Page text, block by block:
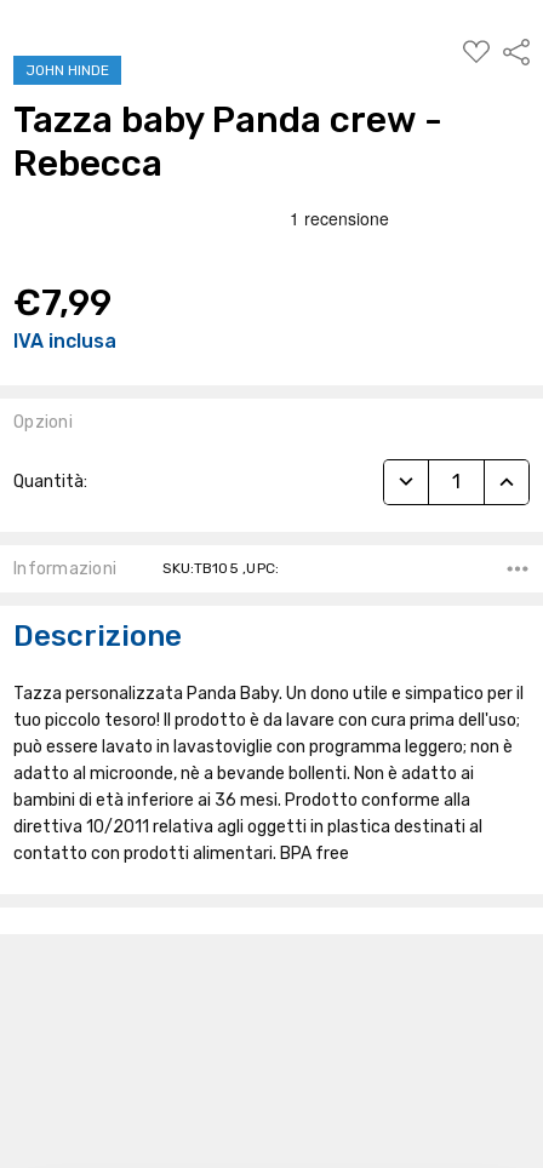
JOHN HINDE
ALLA
Tazza baby Panda crew -
Rebecca
€7,99
IVA inclusa
Opzioni
Attuale:
Quantità: RIDUCI
Informazioni SKU:TB105 ,UPC:
Descrizione
Tazza personalizzata Panda Baby. Un dono utile e simpatico per il
tuo piccolo tesoro! Il prodotto è da lavare con cura prima dell'uso;
può essere lavato in lavastoviglie con programma leggero; non è
adatto al microonde, nè a bevande bollenti. Non è adatto ai
bambini di età inferiore ai 36 mesi. Prodotto conforme alla
direttiva 10/2011 relativa agli oggetti in plastica destinati al
contatto con prodotti alimentari. BPA free